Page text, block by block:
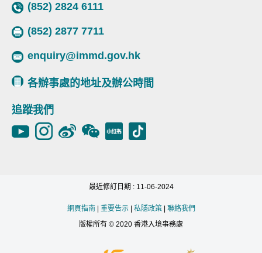
(852) 2824 6111
(852) 2877 7711
enquiry@immd.gov.hk
各辦事處的地址及辦公時間
追蹤我們
最近修訂日期 : 11-06-2024
網頁指南 重要告示| 私隱政策| 聯絡我們
版權所有 © 2020 香港入境事務處